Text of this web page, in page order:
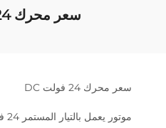
سعر محرك 24 فولت DC
سعر محرك 24 فولت DC